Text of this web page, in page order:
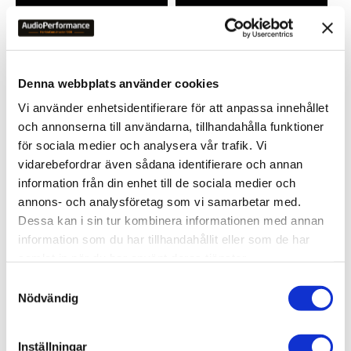
Denna webbplats använder cookies
Vi använder enhetsidentifierare för att anpassa innehållet
och annonserna till användarna, tillhandahålla funktioner
för sociala medier och analysera vår trafik. Vi
vidarebefordrar även sådana identifierare och annan
information från din enhet till de sociala medier och
annons- och analysföretag som vi samarbetar med.
Dessa kan i sin tur kombinera informationen med annan
information som du har tillhandahållit eller som de har
Nödvändig
Inställningar
ORTOFON MC CADENZA
BRONZE
27 490 kr
Lägg till i favoriter
ORTOFON MC CADENZA
MONO
Stylus type - Nude, Fine
Line Diamond
16 900kr
Lägg till